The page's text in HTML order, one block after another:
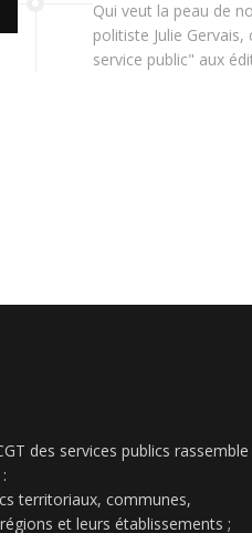
Qui veut la peau de
politiste Julie
service public" aux
des services publics rassemble
territoriaux, communes,
et leurs établissements ;